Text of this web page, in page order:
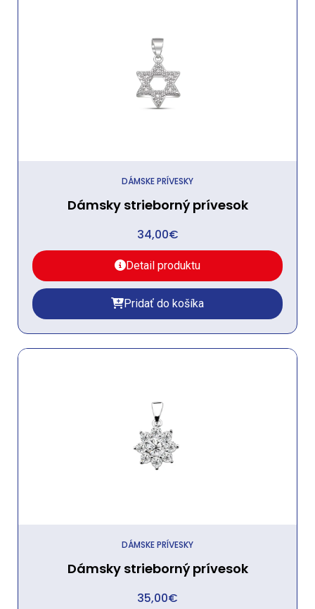
DÁMSKE PRÍVESKY
Dámsky strieborný prívesok
34,00€
Detail produktu
Pridať do košíka
DÁMSKE PRÍVESKY
Dámsky strieborný prívesok
35,00€